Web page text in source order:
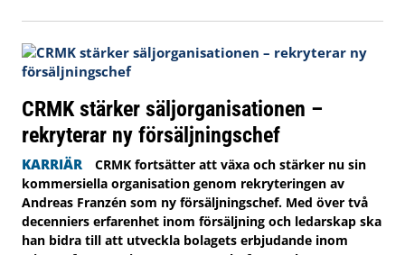
CRMK stärker säljorganisationen –
rekryterar ny försäljningschef
KARRIÄR
CRMK fortsätter att växa och stärker nu sin
kommersiella organisation genom rekryteringen av
Andreas Franzén som ny försäljningschef. Med över två
decenniers erfarenhet inom försäljning och ledarskap ska
han bidra till att utveckla bolagets erbjudande inom